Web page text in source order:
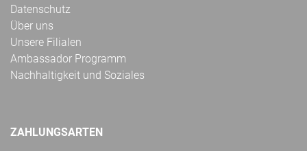
Datenschutz
Über uns
Unsere Filialen
Ambassador Programm
Nachhaltigkeit und Soziales
ZAHLUNGSARTEN